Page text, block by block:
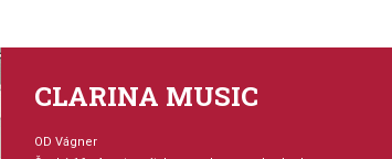
CLARINA MUSIC
OD Vágner